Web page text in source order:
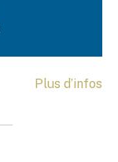
Plus d’infos